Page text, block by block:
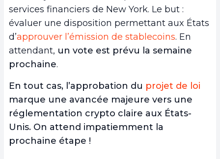
services financiers de New York. Le but :
évaluer une disposition permettant aux États
d’approuver l’émission de stablecoins. En
attendant, un vote est prévu la semaine
prochaine.
En tout cas, l’approbation du projet de loi
marque une avancée majeure vers une
réglementation crypto claire aux États-
Unis. On attend impatiemment la
prochaine étape !